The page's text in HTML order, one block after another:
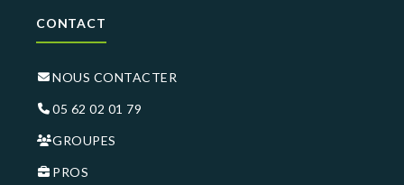
CONTACT
NOUS CONTACTER
05 62 02 01 79
GROUPES
PROS